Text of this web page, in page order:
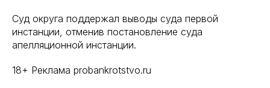
Суд округа поддержал выводы суда первой
инстанции, отменив постановление суда
апелляционной инстанции.
18+ Реклама probankrotstvo.ru